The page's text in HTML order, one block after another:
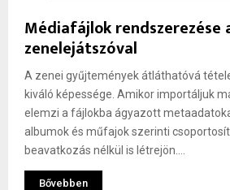
Médiafájlok rendszerezése
zenelejátszóval
A zenei gyűjtemények átláthatóvá
kiváló képessége. Amikor importáljuk
elemzi a fájlokba ágyazott
albumok és műfajok szerinti
beavatkozás nélkül is létrejön....
Bővebben